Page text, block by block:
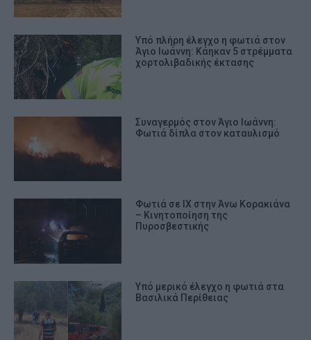
Υπό πλήρη έλεγχο η φωτιά στον
Άγιο Ιωάννη: Κάηκαν 5 στρέμματα
χορτολιβαδικής έκτασης
Συναγερμός στον Άγιο Ιωάννη:
Φωτιά δίπλα στον καταυλισμό
Φωτιά σε ΙΧ στην Άνω Κορακιάνα
– Κινητοποίηση της
Πυροσβεστικής
Υπό μερικό έλεγχο η φωτιά στα
Βασιλικά Περίθειας